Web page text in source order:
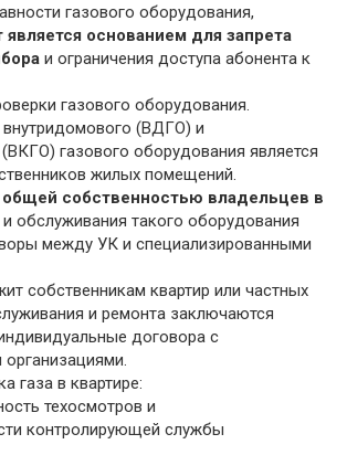
газового оборудования,
является основанием для запрета
и ограничения доступа абонента к
газового оборудования.
(ВДГО) и
(ВКГО) газового оборудования является
жилых помещений.
общей собственностью владельцев в
обслуживания такого оборудования
между УК и специализированными
собственникам квартир или частных
и ремонта заключаются
договора с